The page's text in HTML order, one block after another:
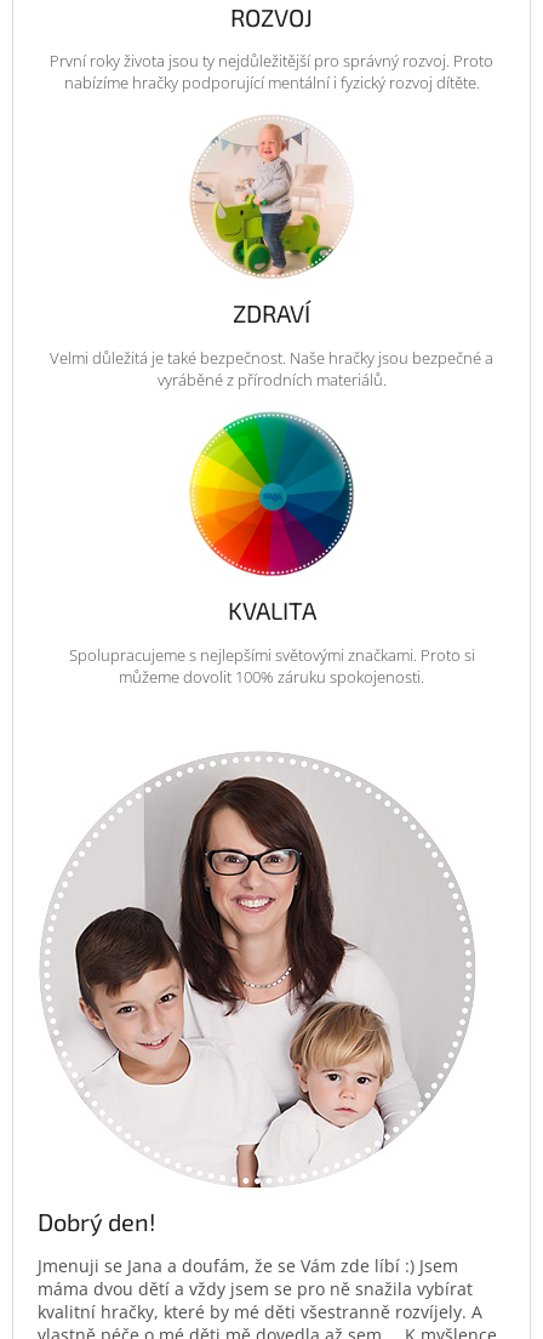
ROZVOJ
První roky života jsou ty nejdůležitější pro správný rozvoj. Proto
nabízíme hračky podporující mentální i fyzický rozvoj dítěte.
ZDRAVÍ
Velmi důležitá je také bezpečnost. Naše hračky jsou bezpečné a
vyráběné z přírodních materiálů.
KVALITA
Spolupracujeme s nejlepšími světovými značkami. Proto si
můžeme dovolit 100% záruku spokojenosti.
Dobrý den!
Jmenuji se Jana a doufám, že se Vám zde líbí :) Jsem
máma dvou dětí a vždy jsem se pro ně snažila vybírat
kvalitní hračky, které by mé děti všestranně rozvíjely. A